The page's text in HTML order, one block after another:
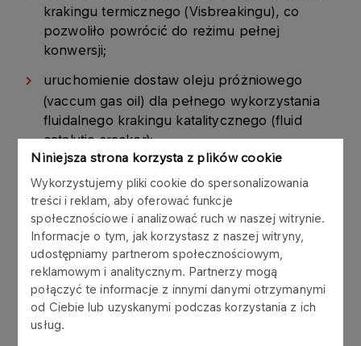
Niniejsza strona korzysta z plików cookie
Wykorzystujemy pliki cookie do spersonalizowania
treści i reklam, aby oferować funkcje
społecznościowe i analizować ruch w naszej witrynie.
Informacje o tym, jak korzystasz z naszej witryny,
udostępniamy partnerom społecznościowym,
reklamowym i analitycznym. Partnerzy mogą
połączyć te informacje z innymi danymi otrzymanymi
od Ciebie lub uzyskanymi podczas korzystania z ich
usług.
krakingu termicznego (Visbreakingu), co
pozwoliło powrócić do reżimu pełnej
konwersji;
uruchomienie dostaw oleju próżniowego
(vaccum gas oil) dla pełnego wykorzystania
fluidalnego krakingu katalitycznego (fluid
catalytic cracker);
odbudowę Instalacji Destylacji Próżniowej do
końca 2007 roku
Zapewnienie dostaw ropy naftowej:
- Import ropy naftowej drogą morską z
wykorzystaniem infrastruktury MN w Butyndze
i wspólne zaopatrzenie w ropę naftową z PKN
ORLEN S.A.
- Zaangażowanie w kontakty z odpowiednimi
stronami w celu przywrócenia dostaw